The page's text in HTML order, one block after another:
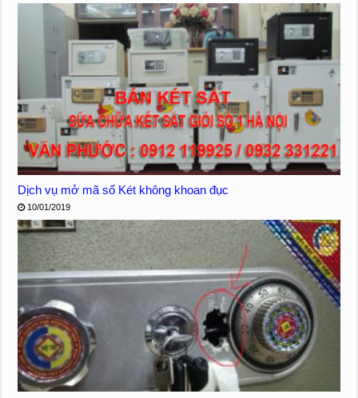
Dịch vụ mở mã số Két không khoan đục
10/01/2019